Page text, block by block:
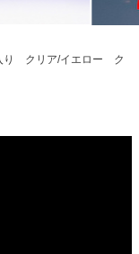
り クリア/イエロー ク